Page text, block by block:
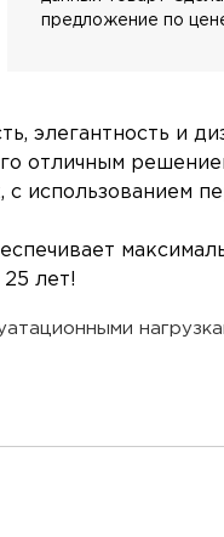
предложение по
элегантность и
отличным
использованием
лет!